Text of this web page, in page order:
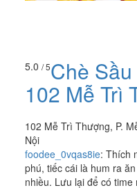
5.0 / 5Chè
102 Mễ Trì
102 Mễ Trì Thượng, P.
Nội
foodee_0vqas8ie: Thích
phú, tiếc cái là hum ra
nhiều. Lưu lại để có time